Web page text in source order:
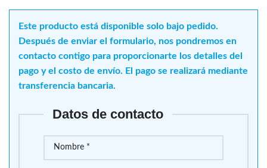
Este producto está disponible solo bajo pedido.
Después de enviar el formulario, nos pondremos en
contacto contigo para proporcionarte los detalles del
pago y el costo de envío. El pago se realizará mediante
transferencia bancaria.
Datos de contacto